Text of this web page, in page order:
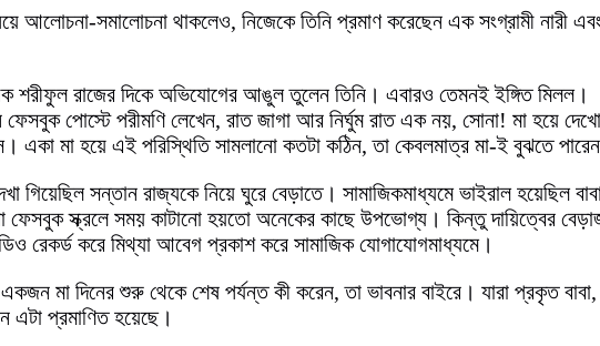
আলোচনা-সমালোচনা থাকলেও, নিজেকে তিনি প্রমাণ করেছেন এক সংগ্রামী নারী
শরীফুল রাজের দিকে অভিযোগের আঙুল তুলেন তিনি। এবারও তেমনই ইঙ্গিত মিলল।
পোস্টে পরীমণি লেখেন, রাত জাগা আর নির্ঘুম রাত এক নয়, সোনা! মা হয়ে
একা মা হয়ে এই পরিস্থিতি সামলানো কতটা কঠিন, তা কেবলমাত্র মা-ই বুঝতে
গিয়েছিল সন্তান রাজ্যকে নিয়ে ঘুরে বেড়াতে। সামাজিকমাধ্যমে ভাইরাল হয়েছিল
ফেসবুক স্ক্রলে সময় কাটানো হয়তো অনেকের কাছে উপভোগ্য। কিন্তু দায়িত্বের
রেকর্ড করে মিথ্যা আবেগ প্রকাশ করে সামাজিক যোগাযোগমাধ্যমে।
একজন মা দিনের শুরু থেকে শেষ পর্যন্ত কী করেন, তা ভাবনার বাইরে। যারা
এটা প্রমাণিত হয়েছে।